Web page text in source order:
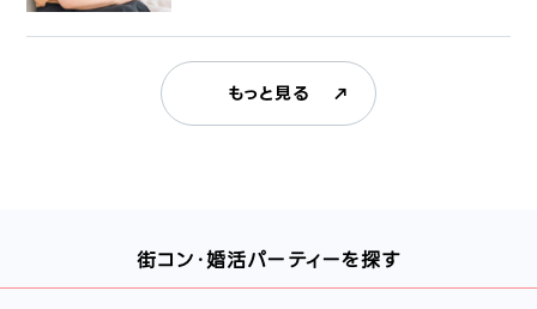
もっと見る
街コン・婚活パーティーを探す